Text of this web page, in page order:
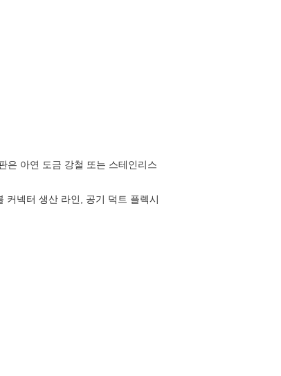
은 아연 도금 강철 또는 스테인리스
커넥터 생산 라인, 공기 덕트 플렉시